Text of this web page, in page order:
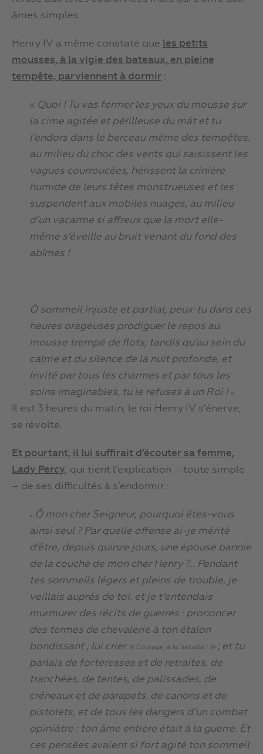
âmes simples.
Henry IV a même constaté que les petits
mousses, à la vigie des bateaux, en pleine
tempête, parviennent à dormir :
« Quoi ! Tu vas fermer les yeux du mousse sur
la cime agitée et périlleuse du mât et tu
l’endors dans le berceau même des tempêtes,
au milieu du choc des vents qui saisissent les
vagues courroucées, hérissent la crinière
humide de leurs têtes monstrueuses et les
suspendent aux mobiles nuages, au milieu
d’un vacarme si affreux que la mort elle-
même s’éveille au bruit venant du fond des
abîmes !
Ô sommeil injuste et partial, peux-tu dans ces
heures orageuses prodiguer le repos au
mousse trempé de flots, tandis qu’au sein du
calme et du silence de la nuit profonde, et
invité par tous les charmes et par tous les
soins imaginables, tu le refuses à un Roi ! »
Il est 3 heures du matin, le roi Henry IV s’énerve,
se révolte.
Et pourtant, il lui suffirait d’écouter sa femme,
Lady Percy, qui tient l’explication – toute simple
– de ses difficultés à s’endormir :
« Ô mon cher Seigneur, pourquoi êtes-vous
ainsi seul ? Par quelle offense ai-je mérité
d’être, depuis quinze jours, une épouse bannie
de la couche de mon cher Henry ?… Pendant
tes sommeils légers et pleins de trouble, je
veillais auprès de toi, et je t’entendais
murmurer des récits de guerres : prononcer
des termes de chevalerie à ton étalon
bondissant ; lui crier « Courage, à la bataille ! » ; et tu
parlais de forteresses et de retraites, de
tranchées, de tentes, de palissades, de
créneaux et de parapets, de canons et de
pistolets, et de tous les dangers d’un combat
opiniâtre : ton âme entière était à la guerre. Et
ces pensées avaient si fort agité ton sommeil